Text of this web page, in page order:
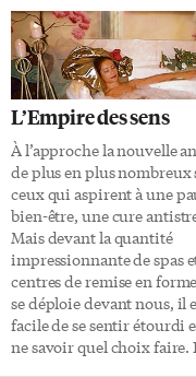
the Performing Arts au
Yonge Street. «Le projet de
quelque chose pour le
la ville de Québec est lancé
depuis un an et demi»,
apprend Sylvie Andrew,
présidente de la TfS.
mois d’avril, les
sont organisés en comités
de définir […]
L’Empire des sens
À l’approche la nouvelle
de plus en plus nombreux
ceux qui aspirent à une
bien-être, une cure
Mais devant la quantité
impressionnante de spas
centres de remise en
se déploie devant nous, il
facile de se sentir étourdi
ne savoir quel choix faire.